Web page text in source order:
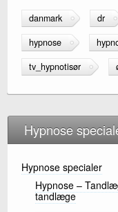
c
e
b
o
o
k
tt
er
danmark dr
hypnose
tv_hypnotisør
Hypnose
Hypnose specialer
Hypnose –
tandlæge